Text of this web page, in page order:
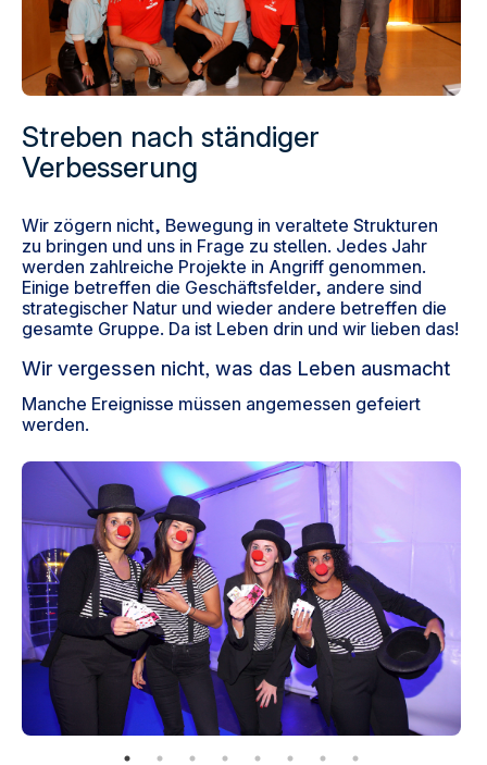
Streben nach ständiger
Verbesserung
Wir zögern nicht, Bewegung in veraltete Strukturen
zu bringen und uns in Frage zu stellen. Jedes Jahr
werden zahlreiche Projekte in Angriff genommen.
Einige betreffen die Geschäftsfelder, andere sind
strategischer Natur und wieder andere betreffen die
gesamte Gruppe. Da ist Leben drin und wir lieben das!
Wir vergessen nicht, was das Leben ausmacht
Manche Ereignisse müssen angemessen gefeiert
werden.